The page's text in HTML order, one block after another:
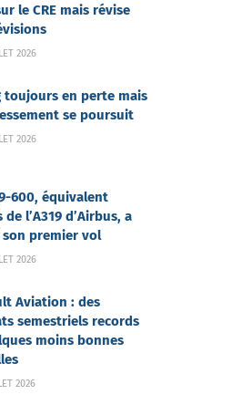
le CRE mais révise
2026
toujours en perte mais
se poursuit
2026
600, équivalent
l’A319 d’Airbus, a
son premier vol
2026
Aviation : des
semestriels records
moins bonnes
2026